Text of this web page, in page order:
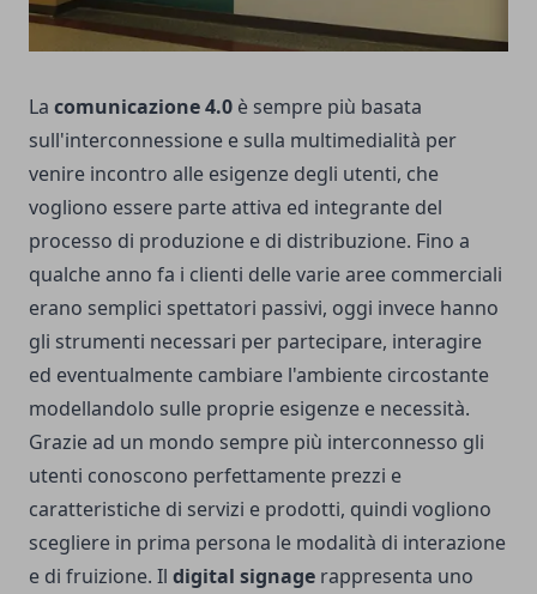
La comunicazione 4.0 è sempre più basata
sull'interconnessione e sulla multimedialità per
venire incontro alle esigenze degli utenti, che
vogliono essere parte attiva ed integrante del
processo di produzione e di distribuzione. Fino a
qualche anno fa i clienti delle varie aree commerciali
erano semplici spettatori passivi, oggi invece hanno
gli strumenti necessari per partecipare, interagire
ed eventualmente cambiare l'ambiente circostante
modellandolo sulle proprie esigenze e necessità.
Grazie ad un mondo sempre più interconnesso gli
utenti conoscono perfettamente prezzi e
caratteristiche di servizi e prodotti, quindi vogliono
scegliere in prima persona le modalità di interazione
e di fruizione. Il digital signage rappresenta uno